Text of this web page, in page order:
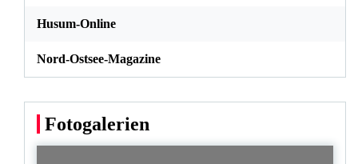
Husum-Online
Nord-Ostsee-Magazine
Fotogalerien